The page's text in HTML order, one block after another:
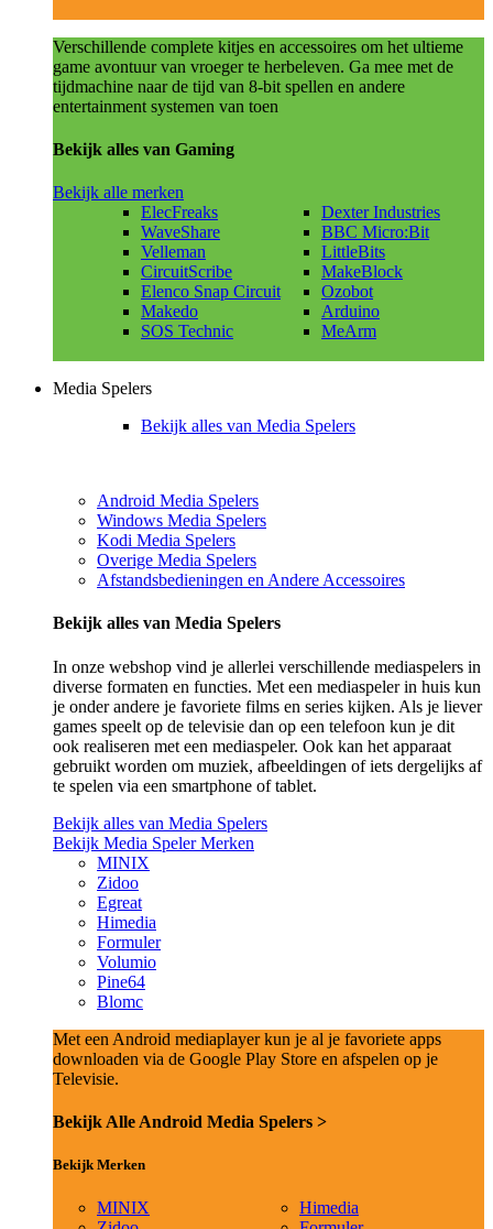
Verschillende complete kitjes en accessoires om het ultieme
game avontuur van vroeger te herbeleven. Ga mee met de
tijdmachine naar de tijd van 8-bit spellen en andere
entertainment systemen van toen
Bekijk alles van Gaming
Bekijk alle merken
ElecFreaks
WaveShare
Velleman
CircuitScribe
Elenco Snap Circuit
Makedo
SOS Technic
Dexter Industries
BBC Micro:Bit
LittleBits
MakeBlock
Ozobot
Arduino
MeArm
Media Spelers
Bekijk alles van Media Spelers
Android Media Spelers
Windows Media Spelers
Kodi Media Spelers
Overige Media Spelers
Afstandsbedieningen en Andere Accessoires
Bekijk alles van Media Spelers
In onze webshop vind je allerlei verschillende mediaspelers in
diverse formaten en functies. Met een mediaspeler in huis kun
je onder andere je favoriete films en series kijken. Als je liever
games speelt op de televisie dan op een telefoon kun je dit
ook realiseren met een mediaspeler. Ook kan het apparaat
gebruikt worden om muziek, afbeeldingen of iets dergelijks af
te spelen via een smartphone of tablet.
Bekijk alles van Media Spelers
Bekijk Media Speler Merken
MINIX
Zidoo
Egreat
Himedia
Formuler
Volumio
Pine64
Blomc
Met een Android mediaplayer kun je al je favoriete apps
downloaden via de Google Play Store en afspelen op je
Televisie.
Bekijk Alle Android Media Spelers >
Bekijk Merken
MINIX
Himedia